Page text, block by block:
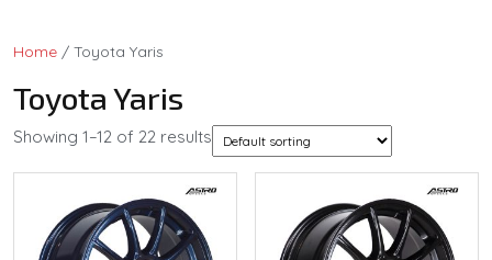
Home / Toyota Yaris
Toyota Yaris
Showing 1–12 of 22 results